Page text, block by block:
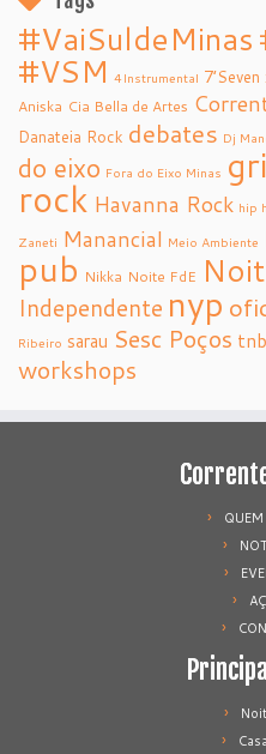
#VaiSuldeMinas
#VSM 4Instrumental 7’Seven
Aniska Cia Bella de Artes
Danateia Rock debates Dj
do eixo Fora do Eixo Minas
rock Havanna Rock hip
Zaneti Manancial Meio Ambiente
pub Nikka Noite FdE
Independente nyp
Ribeiro sarau Sesc Poços tnb
workshops